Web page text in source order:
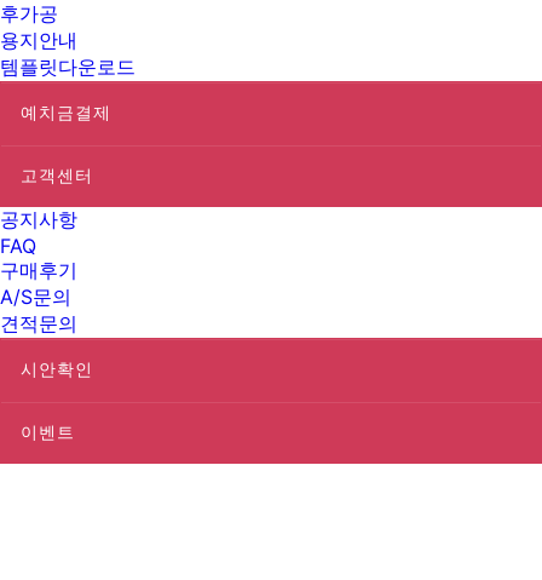
후가공
용지안내
템플릿다운로드
예치금결제
고객센터
공지사항
FAQ
구매후기
A/S문의
견적문의
시안확인
이벤트